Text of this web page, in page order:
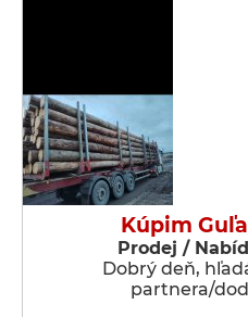
Kúpim
Prodej /
Dobrý deň,
partnera/